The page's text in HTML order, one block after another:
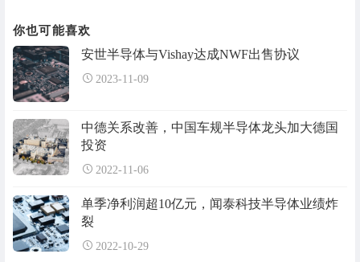
你也可能喜欢
安世半导体与Vishay达成NWF出售协议
2023-11-09
中德关系改善，中国车规半导体龙头加大德国
投资
2022-11-06
单季净利润超10亿元，闻泰科技半导体业绩炸
裂
2022-10-29